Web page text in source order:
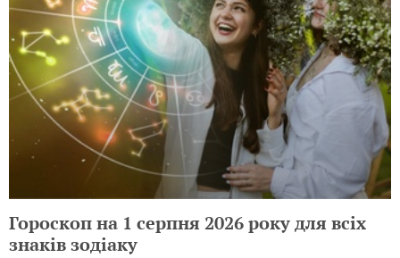
Гороскоп на 3 серпня 2026 року для всіх
знаків зодіаку